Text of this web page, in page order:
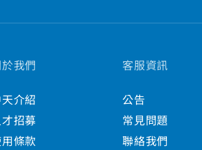
於我們
天介紹
才招募
條款
客服資訊
公告
常見問題
聯絡我們